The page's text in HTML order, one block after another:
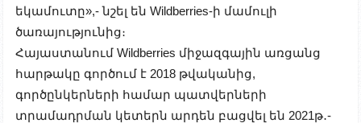
եկամուտը»,- նշել են Wildberries-ի մամուլի
ծառայությունից։
Հայաստանում Wildberries միջազգային առցանց
հարթակը գործում է 2018 թվականից,
գործընկերների համար պատվերների
տրամադրման կետերն արդեն բացվել են 2021թ․-